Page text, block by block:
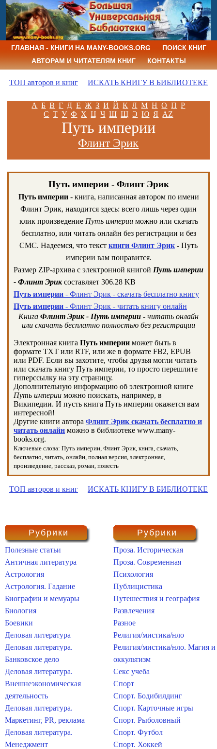
ГЛАВНАЯ - КНИГИ НА MANY-BOOKS.ORG
ПОИСК КНИГ
АВТОРАМ И ЧИТАТЕЛЯМ КНИГ
КОНТАКТЫ
ТОП авторов и книг ИСКАТЬ КНИГУ В БИБЛИОТЕКЕ
А Б В Г Д Е Ж З И Й К Л М Н О П Р
С Т У Ф Х Ц Ч Ш Щ Э Ю Я AZ
Путь империи
Флинт Эрик
Путь империи - Флинт Эрик
Путь империи- книга, написанная автором по имени
Флинт Эрик, находится здесь: всего лишь через один
клик произведение Путь империиможно или скачать
бесплатно, или читать онлайн без регистрации и без
СМС. Надеемся, что текст книги Флинт Эрик - Путь
империи вам понравится.
Размер ZIP-архива c электронной книгой Путь империи
- Флинт Эриксоставляет 306.28 KB
Путь империи - Флинт Эрик - скачать бесплатно книгу
Путь империи - Флинт Эрик - читать книгу онлайн
Книга Флинт Эрик - Путь империи - читать онлайн
или скачать бесплатно полностью без регистрации
Электронная книга Путь империи может быть в
формате TXT или RTF, или же в формате FB2, EPUB
или PDF. Если вы захотите, чтобы друзья могли читать
или скачать книгу Путь империи, то просто перешлите
гиперссылку на эту страницу.
Дополнительную информацию об электронной книге
Путь империи можно поискать, например, в
Википедии. И пусть книга Путь империи окажется вам
интересной!
Другие книги автора Флинт Эрик скачать бесплатно и
читать онлайн можно в библиотеке www.many-
books.org.
Ключевые слова: Путь империи, Флинт Эрик, книга, скачать,
бесплатно, читать, онлайн, полная версия, электронная,
произведение, рассказ, роман, повесть
ТОП авторов и книг ИСКАТЬ КНИГУ В БИБЛИОТЕКЕ
Рубрики
Полезные статьи
Античная литература
Астрология
Астрология. Гадание
Биографии и мемуары
Биология
Боевики
Деловая литература
Деловая литература.
Банковское дело
Деловая литература.
Внешнеэкономическая
деятельность
Деловая литература.
Маркетинг, PR, реклама
Деловая литература.
Менеджмент
Рубрики
Проза. Историческая
Проза. Современная
Психология
Публицистика
Путешествия и география
Развлечения
Разное
Религия/мистика/нло
Религия/мистика/нло. Магия и
оккультизм
Секс учеба
Спорт
Спорт. Бодибилдинг
Спорт. Карточные игры
Спорт. Рыболовный
Спорт. Футбол
Спорт. Хоккей